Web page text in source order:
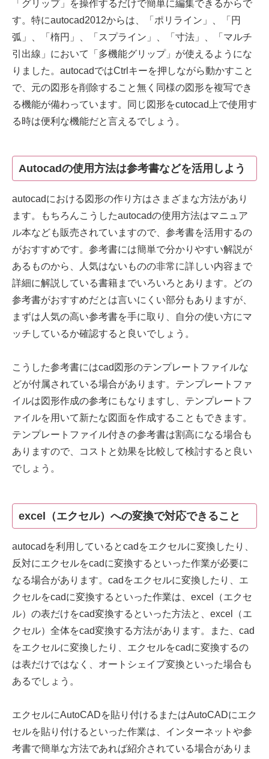
「グリップ」を操作するだけで簡単に編集できるからで
す。特にautocad2012からは、「ポリライン」、「円
弧」、「楕円」、「スプライン」、「寸法」、「マルチ
引出線」において「多機能グリップ」が使えるようにな
りました。autocadではCtrlキーを押しながら動かすこと
で、元の図形を削除すること無く同様の図形を複写でき
る機能が備わっています。同じ図形をcutocad上で使用す
る時は便利な機能だと言えるでしょう。
Autocadの使用方法は参考書などを活用しよう
autocadにおける図形の作り方はさまざまな方法があり
ます。もちろんこうしたautocadの使用方法はマニュア
ル本なども販売されていますので、参考書を活用するの
がおすすめです。参考書には簡単で分かりやすい解説が
あるものから、人気はないものの非常に詳しい内容まで
詳細に解説している書籍までいろいろとあります。どの
参考書がおすすめだとは言いにくい部分もありますが、
まずは人気の高い参考書を手に取り、自分の使い方にマ
ッチしているか確認すると良いでしょう。
こうした参考書にはcad図形のテンプレートファイルな
どが付属されている場合があります。テンプレートファ
イルは図形作成の参考にもなりますし、テンプレートフ
ァイルを用いて新たな図面を作成することもできます。
テンプレートファイル付きの参考書は割高になる場合も
ありますので、コストと効果を比較して検討すると良い
でしょう。
excel（エクセル）への変換で対応できること
autocadを利用しているとcadをエクセルに変換したり、
反対にエクセルをcadに変換するといった作業が必要に
なる場合があります。cadをエクセルに変換したり、エ
クセルをcadに変換するといった作業は、excel（エクセ
ル）の表だけをcad変換するといった方法と、excel（エ
クセル）全体をcad変換する方法があります。また、cad
をエクセルに変換したり、エクセルをcadに変換するの
は表だけではなく、オートシェイプ変換といった場合も
あるでしょう。
エクセルにAutoCADを貼り付けるまたはAutoCADにエク
セルを貼り付けるといった作業は、インターネットや参
考書で簡単な方法であれば紹介されている場合がありま